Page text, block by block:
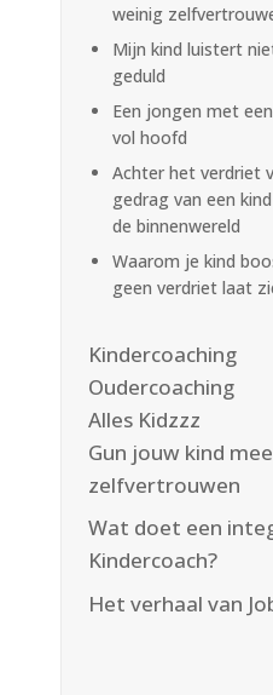
weinig
Mijn kind luistert
geduld
Een jongen met
vol hoofd
Achter het verdriet
gedrag van een
de binnenwereld
Waarom je kind
geen verdriet laat
Kindercoaching
Oudercoaching
Alles Kidzzz
Gun jouw kind
zelfvertrouwen
Wat doet een
Kindercoach?
Het verhaal van